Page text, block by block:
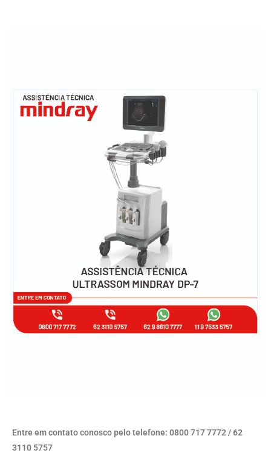
Entre em contato conosco pelo telefone: 0800 717 7772 / 62
3110 5757